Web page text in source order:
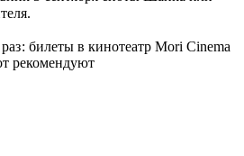
⠀
: билеты в кинотеатр Mori Cinema
рекомендуют